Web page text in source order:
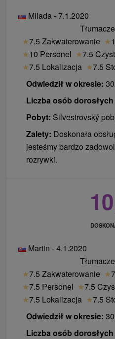
Milada - 7.1.2020
★7.5 Zakwaterowanie ★
★10 Personel ★7.5
★7.5 Lokalizacja ★7.5
Odwiedził w okresie:
Liczba osób dorosłych
Pobyt: Silvestrovský
Zalety: Doskonała
jesteśmy bardzo
rozrywki.
Martin - 4.1.2020
★7.5 Zakwaterowanie ★
★7.5 Personel ★7.5
★7.5 Lokalizacja ★7.5
Odwiedził w okresie:
Liczba osób dorosłych